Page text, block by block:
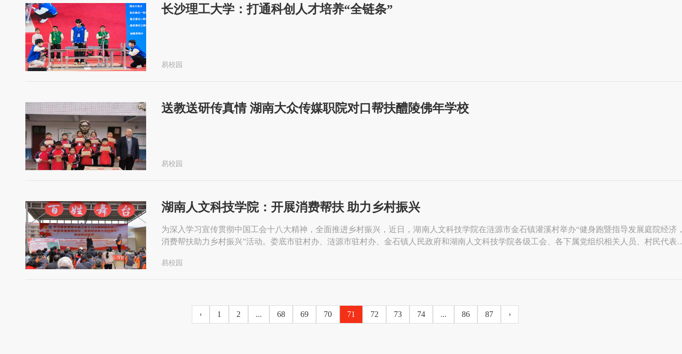
长沙理工大学：打通科创人才培养“全链条”
易校园
送教送研传真情 湖南大众传媒职院对口帮扶醴陵佛年学校
易校园
湖南人文科技学院：开展消费帮扶 助力乡村振兴
为深入学习宣传贯彻中国工会十八大精神，全面推进乡村振兴，近日，湖南人文科技学院在涟源市金石镇灌溪村举办“健身跑暨指导发展庭院经济
消费帮扶助力乡村振兴”活动。娄底市驻村办、涟源市驻村办、金石镇人民政府和湖南人文科技学院各级工会、各下属党组织相关人员、村民代表
消费帮扶湖南人文科技学院工会积极贯彻落实中国工会十八大精神，自2021年入村帮扶以来，不断拓宽消费帮扶渠道，在校园内提
易校园
‹ 1 2 ... 68 69 70 71 72 73 74 ... 86 87 ›